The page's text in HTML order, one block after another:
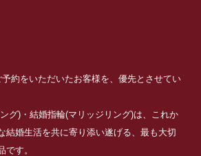
約をいただいたお客様を、優先とさせてい
グ)・結婚指輪(マリッジリング)は、これか
結婚生活を共に寄り添い遂げる、最も大切
です。